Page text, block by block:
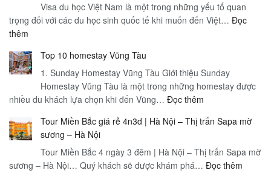
Visa du học Việt Nam là một trong những yếu tố quan
trọng đối với các du học sinh quốc tế khi muốn đến Việt… Đọc
thêm
du
học
Việt
Nam
cầu,
quy
trình,
loại
Top 10 homestay Vũng Tàu
1. Sunday Homestay Vũng Tàu Giới thiệu Sunday
Homestay Vũng Tàu là một trong những homestay được
nhiều du khách lựa chọn khi đến Vũng… Đọc thêm
10
Vũng
Tàu
Tour Miền Bắc giá rẻ 4n3d | Hà Nội – Thị trấn Sapa mờ
sương – Hà Nội
Tour Miền Bắc 4 ngày 3 đêm | Hà Nội – Thị trấn Sapa mờ
sương – Hà Nội… Quý khách sẽ được khám phá… Đọc thêm